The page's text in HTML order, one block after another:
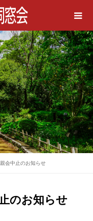
会中止のお知らせ
のお知らせ